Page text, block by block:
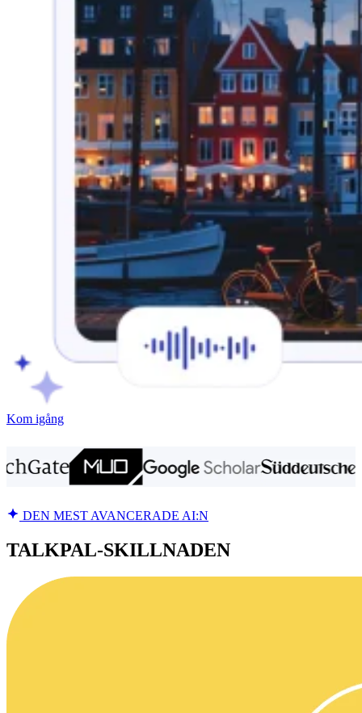
Kom igång
DEN MEST AVANCERADE AI:N
TALKPAL-SKILLNADEN